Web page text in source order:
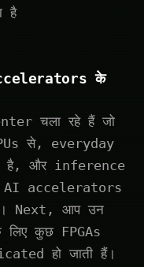
है
के
चला रहे हैं जो
से, everyday
है, और inference
AI accelerators
Next, आप उन
कुछ FPGAs
हो जाती हैं।